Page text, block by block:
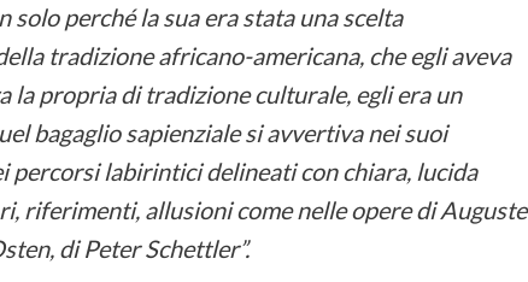
perché la sua era stata una scelta
tradizione africano-americana, che egli aveva
la propria di tradizione culturale, egli era un
bagaglio sapienziale si avvertiva nei suoi
percorsi labirintici delineati con chiara, lucida
riferimenti, allusioni come nelle opere di Auguste
di Peter Schettler”.